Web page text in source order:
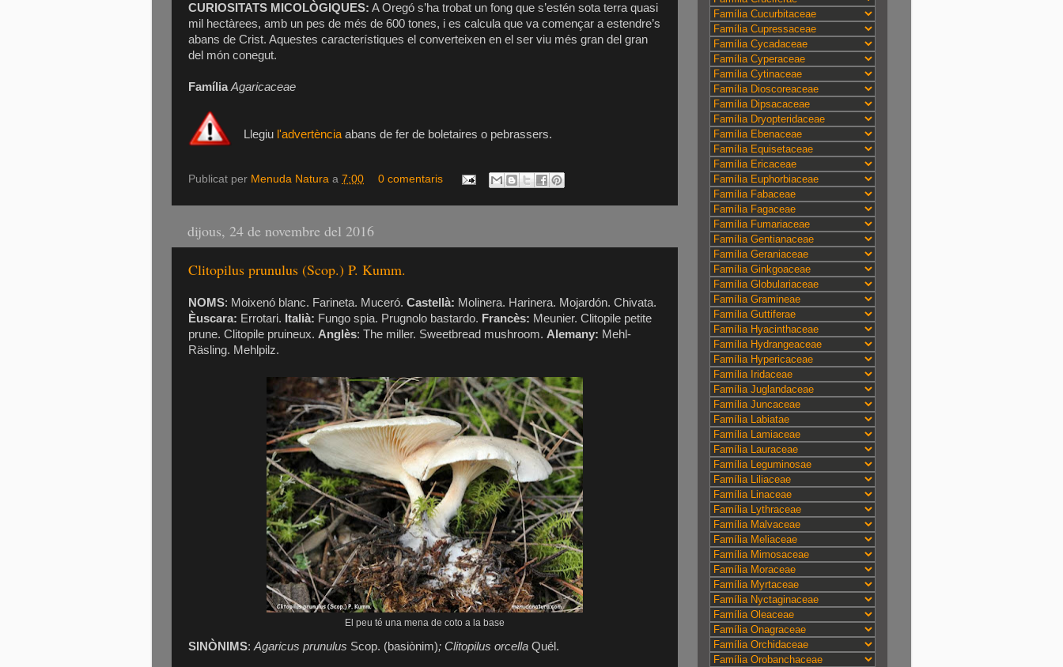
CURIOSITATS MICOLÒGIQUES: A Oregó s’ha trobat un fong que s’estén sota terra quasi
mil hectàrees, amb un pes de més de 600 tones, i es calcula que va començar a estendre’s
abans de Crist. Aquestes característiques el converteixen en el ser viu més gran del gran
del món conegut.
Família Agaricaceae
Llegiu l'advertènciaabans de fer de boletaires o pebrassers.
Publicat per Menuda Natura a 7:00 0 comentaris
dijous, 24 de novembre del 2016
Clitopilus prunulus (Scop.) P. Kumm.
NOMS: Moixenó blanc. Farineta. Muceró. Castellà: Molinera. Harinera. Mojardón. Chivata.
Èuscara: Errotari. Italià: Fungo spia. Prugnolo bastardo. Francès: Meunier. Clitopile petite
prune. Clitopile pruineux. Anglès: The miller. Sweetbread mushroom. Alemany: Mehl-
Räsling. Mehlpilz.
El peu té una mena de coto a la base
SINÒNIMS: Agaricus prunulus Scop. (basiònim); Clitopilus orcella Quél.